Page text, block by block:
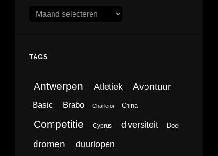
Archieven
TAGS
Antwerpen Atletiek Avontuur
Basic Brabo Charleroi China
Competitie Cyprus diversiteit Doel
dromen duurlopen